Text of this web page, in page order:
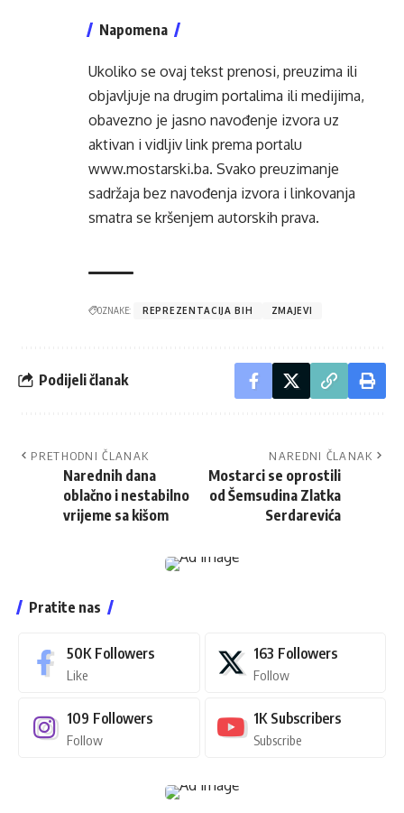
Napomena
Ukoliko se ovaj tekst prenosi, preuzima ili
objavljuje na drugim portalima ili medijima,
obavezno je jasno navođenje izvora uz
aktivan i vidljiv link prema portalu
www.mostarski.ba. Svako preuzimanje
sadržaja bez navođenja izvora i linkovanja
smatra se kršenjem autorskih prava.
OZNAKE: REPREZENTACIJA BIH ZMAJEVI
Podijeli članak
PRETHODNI ČLANAK
Narednih dana
oblačno i nestabilno
vrijeme sa kišom
NAREDNI ČLANAK
Mostarci se oprostili
od Šemsudina Zlatka
Serdarevića
Pratite nas
50K Followers
Like
163 Followers
Follow
109 Followers
Follow
1K Subscribers
Subscribe